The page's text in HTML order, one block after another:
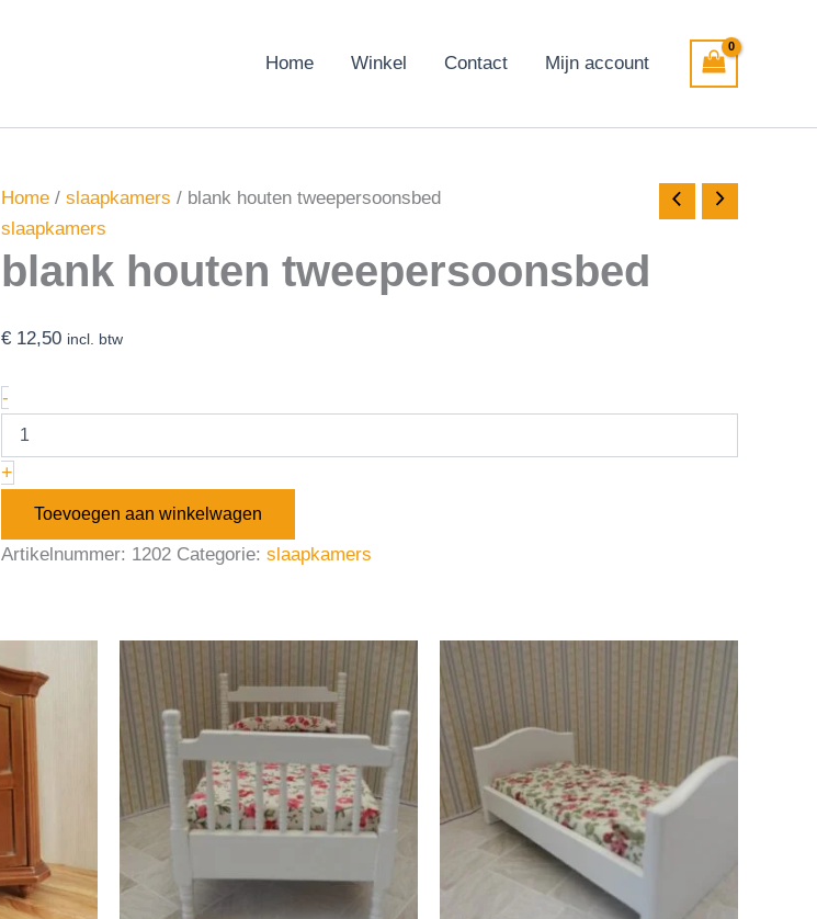
Home Winkel Contact Mijn account
Home / slaapkamers / blank houten tweepersoonsbed
slaapkamers
blank houten tweepersoonsbed
€ 12,50 incl. btw
-
+
Toevoegen aan winkelwagen
Artikelnummer: 1202 Categorie: slaapkamers